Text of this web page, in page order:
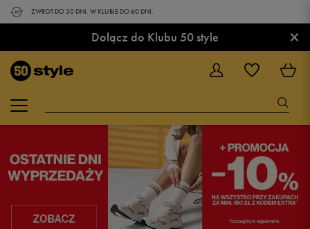
ZWROT DO 30 DNI. W KLUBIE DO 60 DNI.
Dołącz do Klubu 50 style ×